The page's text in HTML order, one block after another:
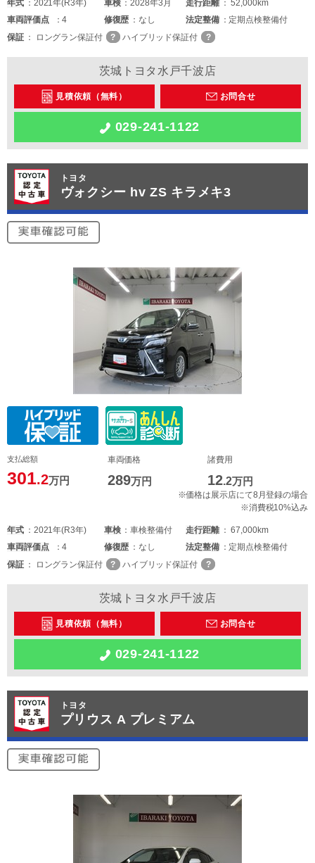
年式 2021年(R3年) 車検 2028年3月 走行距離
52,000km
車両評価点 4 修復歴 なし 法定整備
定期点検整備付
保証
ロングラン保証付 ハイブリッド保証付
茨城トヨタ水戸千波店
見積依頼（無料） お問合せ
029-241-1122
トヨタ
ヴォクシー hv ZS キラメキ3
支払総額
301.2万円
車両価格
289万円
諸費用
12.2万円
※価格は展示店にて8月登録の場合
※消費税10%込み
年式 2021年(R3年) 車検 車検整備付 走行距離
67,000km
車両評価点 4 修復歴 なし 法定整備
定期点検整備付
保証
ロングラン保証付 ハイブリッド保証付
茨城トヨタ水戸千波店
見積依頼（無料） お問合せ
029-241-1122
トヨタ
プリウス A プレミアム